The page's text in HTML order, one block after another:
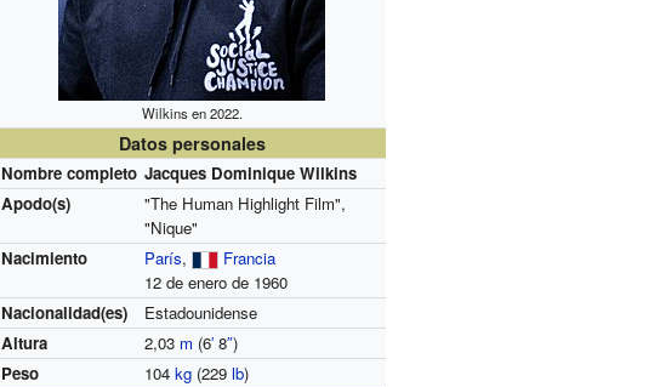
Wilkins en 2022.
Datos personales
Nombre completo Jacques Dominique Wilkins
Apodo(s)
"The Human Highlight Film",
"Nique"
Nacimiento
París,
Francia
12 de enero de 1960
Nacionalidad(es)
Estadounidense
Altura
2,03 m (6′ 8″)
Peso
104kg (229lb)